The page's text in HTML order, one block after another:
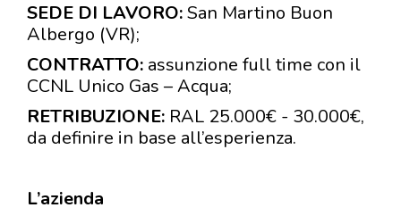
SEDE DI LAVORO:San Martino Buon
Albergo (VR);
CONTRATTO: assunzione full time con il
CCNL Unico Gas – Acqua;
RETRIBUZIONE: RAL 25.000€ - 30.000€,
da definire in base all’esperienza.
L’azienda